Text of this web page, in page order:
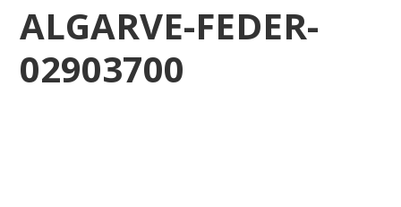
ALGARVE-FEDER-
02903700